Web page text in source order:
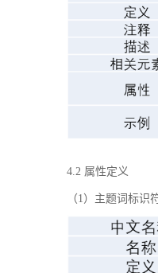
4.2 属性定义
（1）主题词标识